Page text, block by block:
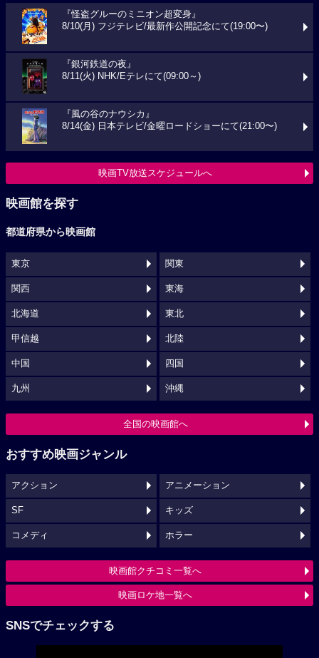
『怪盗グルーのミニオン超変身』
8/10(月) フジテレビ/最新作公開記念にて(19:00〜)
『銀河鉄道の夜』
8/11(火) NHK/Eテレにて(09:00～)
『風の谷のナウシカ』
8/14(金) 日本テレビ/金曜ロードショーにて(21:00〜)
映画TV放送スケジュールへ
映画館を探す
都道府県から映画館
東京 関東
関西 東海
北海道 東北
甲信越 北陸
中国 四国
九州 沖縄
全国の映画館へ
おすすめ映画ジャンル
アクション アニメーション
SF キッズ
コメディ ホラー
映画館クチコミ一覧へ
映画ロケ地一覧へ
SNSでチェックする